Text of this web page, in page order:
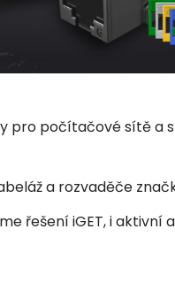
pro počítačové sítě a
a rozvaděče
řešení iGET, i aktivní